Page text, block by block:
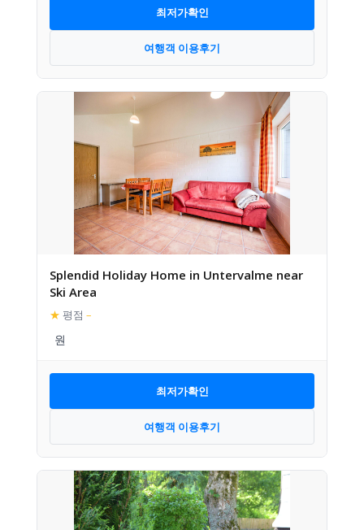
최저가확인
여행객 이용후기
Splendid Holiday Home in Untervalme near
Ski Area
★ 평점 –
최저가확인
여행객 이용후기